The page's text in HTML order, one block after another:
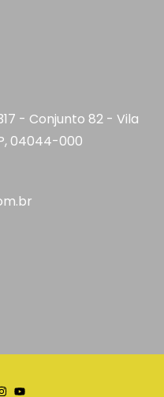
- Conjunto 82 - Vila
04044-000